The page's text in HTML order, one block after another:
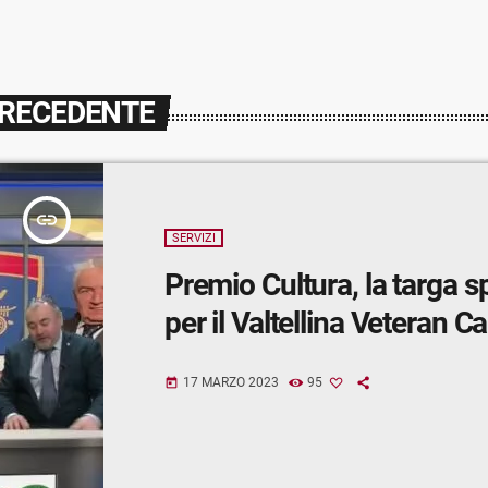
insert_link
SERVIZI
Premio Cultura, la targa
per il Valtellina Veteran
today 17 MARZO 2023 95